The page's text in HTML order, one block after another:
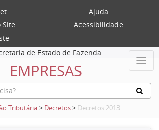
Ajuda
Site
Acessibilidade
de Estado de Fazenda
EMPRESAS
Tributária> Decretos> Decretos 2013